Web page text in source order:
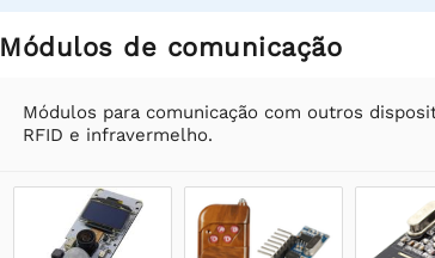
Módulos de comunicação
Módulos para comunicação com outros
RFID e infravermelho.